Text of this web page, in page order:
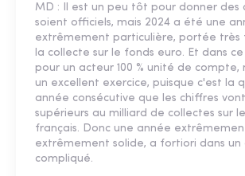
MD : Il est un peu tôt pour donner des
soient officiels, mais 2024 a été une
extrêmement particulière, portée
la collecte sur le fonds euro. Et dans
pour un acteur 100 % unité de compte,
un excellent exercice, puisque c'est la
année consécutive que les chiffres
supérieurs au milliard de collectes sur
français. Donc une année
extrêmement solide, a fortiori dans un
compliqué.